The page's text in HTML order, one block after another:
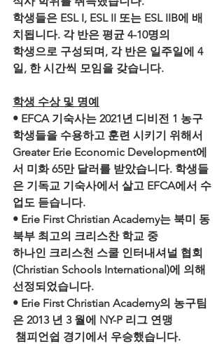
학생들은 ESL I, ESL II 또는 ESL IIB에 배
치됩니다. 각 반은 평균 4-10명의
학생으로 구성되며, 각 반은 일주일에 4
일, 한 시간씩 모임을 갖습니다.
학생 수상 및 명예
• EFCA 기숙사는 2021년 디비전 1 농구
학생들을 수용하고 훈련 시키기 위해서
Greater Erie Economic Development에
서 미화 65만 달러를 받았습니다. 학생들
은 기독교 기숙사에서 살고 EFCA에서 수
업도 듣습니다.
• Erie First Christian Academy는 북미 동
북부 최고의 크리스찬 학교 중
하나인 크리스천 스쿨 인터내셔널 협회
(Christian Schools International)에 의해
선정되었습니다.
• Erie First Christian Academy의 농구팀
은 2013 년 3 월에 NY-P 리그 연맹
챔피언쉽 경기에서 우승했습니다.